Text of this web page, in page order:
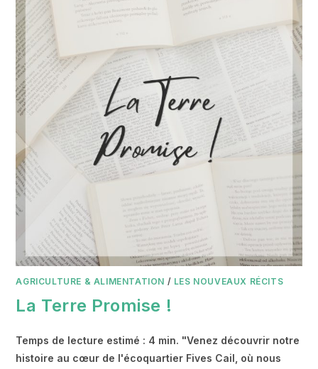
AGRICULTURE & ALIMENTATION / LES NOUVEAUX RÉCITS
La Terre Promise !
Temps de lecture estimé : 4 min. "Venez découvrir notre
histoire au cœur de l'écoquartier Fives Cail, où nous